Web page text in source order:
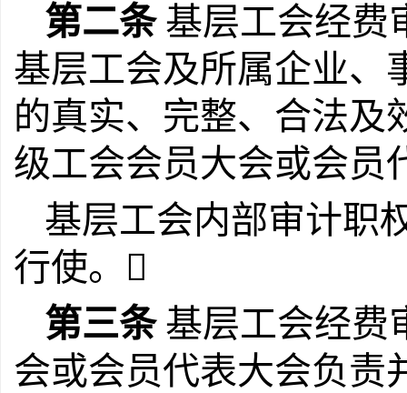
第二条基层工会经费
基层工会及所属企业、
的真实、完整、合法及
级工会会员大会或会员
基层工会内部审计职
行使。
第三条基层工会经费
会或会员代表大会负责